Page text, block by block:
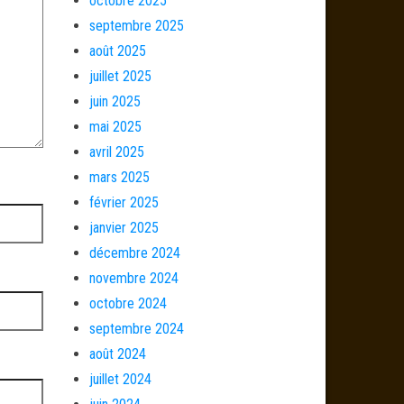
septembre 2025
août 2025
juillet 2025
juin 2025
mai 2025
avril 2025
mars 2025
février 2025
janvier 2025
décembre 2024
novembre 2024
octobre 2024
septembre 2024
août 2024
juillet 2024